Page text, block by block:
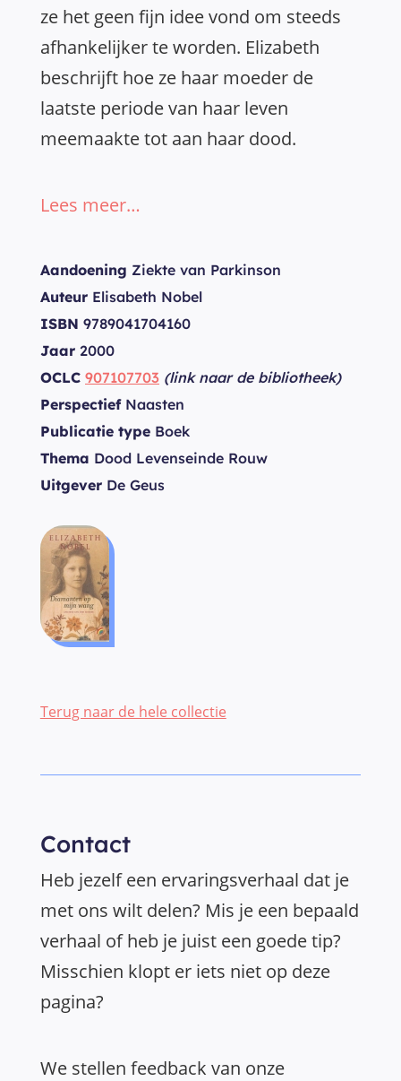
ze het geen fijn idee vond om steeds
afhankelijker te worden. Elizabeth
beschrijft hoe ze haar moeder de
laatste periode van haar leven
meemaakte tot aan haar dood.
Lees meer…
Aandoening Ziekte van Parkinson
Auteur Elisabeth Nobel
ISBN 9789041704160
Jaar 2000
OCLC 907107703 (link naar de bibliotheek)
PerspectiefNaasten
Publicatie type Boek
Thema Dood Levenseinde Rouw
Uitgever De Geus
Terug naar de hele collectie
Contact
Heb jezelf een ervaringsverhaal dat je
met ons wilt delen? Mis je een bepaald
verhaal of heb je juist een goede tip?
Misschien klopt er iets niet op deze
pagina?
We stellen feedback van onze